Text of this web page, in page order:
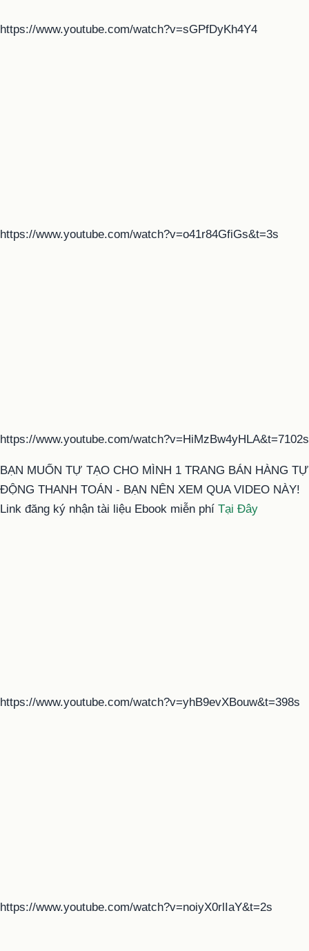
https://www.youtube.com/watch?v=sGPfDyKh4Y4
https://www.youtube.com/watch?v=o41r84GfiGs&t=3s
https://www.youtube.com/watch?v=HiMzBw4yHLA&t=7102s
BẠN MUỐN TỰ TẠO CHO MÌNH 1 TRANG BÁN HÀNG TỰ
ĐỘNG THANH TOÁN - BẠN NÊN XEM QUA VIDEO NÀY!
Link đăng ký nhận tài liệu Ebook miễn phí Tại Đây
https://www.youtube.com/watch?v=yhB9evXBouw&t=398s
https://www.youtube.com/watch?v=noiyX0rlIaY&t=2s